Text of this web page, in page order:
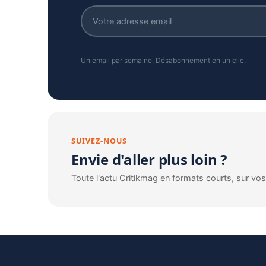
Un email par semaine. Désabonnement en un clic.
SUIVEZ-NOUS
Envie d'aller plus loin ?
Toute l'actu Critikmag en formats courts, sur